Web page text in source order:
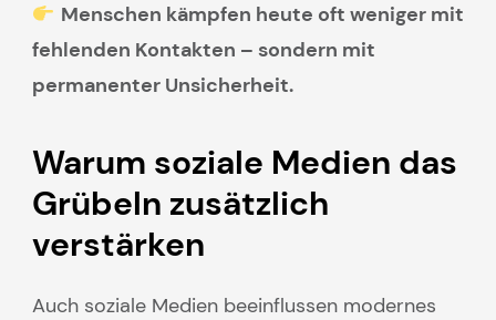
Menschen kämpfen heute oft weniger mit
fehlenden Kontakten – sondern mit
permanenter Unsicherheit.
Warum soziale Medien das
Grübeln zusätzlich
verstärken
Auch soziale Medien beeinflussen modernes